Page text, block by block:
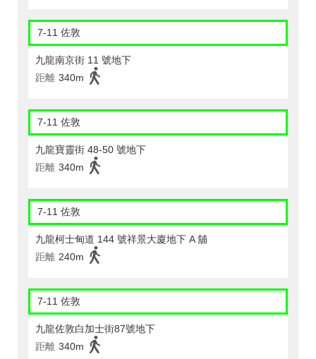
7-11 佐敦
九龍南京街 11 號地下
距離 340m
7-11 佐敦
九龍寶靈街 48-50 號地下
距離 340m
7-11 佐敦
九龍柯士甸道 144 號祥景大廈地下 A 舖
距離 240m
7-11 佐敦
九龍佐敦白加士街87號地下
距離 340m